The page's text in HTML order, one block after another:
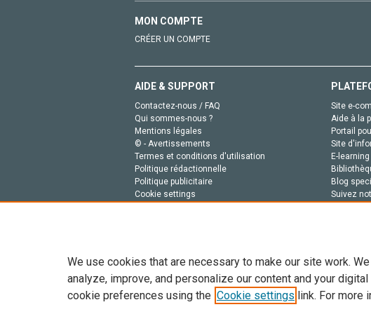
MON COMPTE
CRÉER UN COMPTE
AIDE & SUPPORT
Contactez-nous / FAQ
Qui sommes-nous ?
Mentions légales
© - Avertissements
Termes et conditions d'utilisation
Politique rédactionnelle
Politique publicitaire
Cookie settings
Site e-
Aide à la
Portail
Site
E-
Blog
Suivez
Tout le contenu de ce site: Copyright © 2026 Elsevier, ses
de données, a la formation en IA et aux technologies
We use cookies that are necessary to make our site work.
analyze, improve, and personalize our content and your
cookie preferences using the Cookie settings link. For more